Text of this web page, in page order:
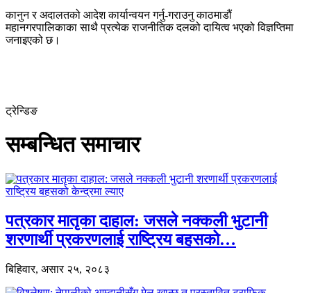
कानुन र अदालतको आदेश कार्यान्वयन गर्नु-गराउनु काठमाडौं
महानगरपालिकाका साथै प्रत्येक राजनीतिक दलको दायित्व भएको विज्ञप्तिमा
जनाइएको छ।
ट्रेन्डिङ
सम्बन्धित समाचार
पत्रकार मातृका दाहाल: जसले नक्कली भुटानी
शरणार्थी प्रकरणलाई राष्ट्रिय बहसको…
बिहिवार, असार २५, २०८३